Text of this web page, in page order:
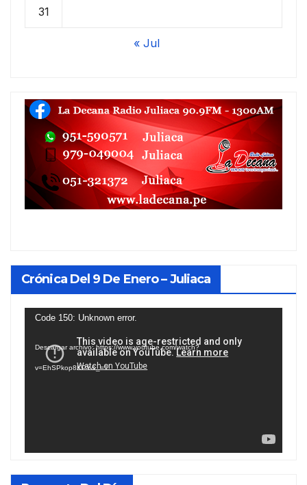
31
« Jul
Crónica Del 9 De Enero – Juliaca
Reproductor
vídeo
Code 150: Unknown error.
Descargar archivo: https://www.youtube.com/watch?
v=EhSPkop8KPY&_=1